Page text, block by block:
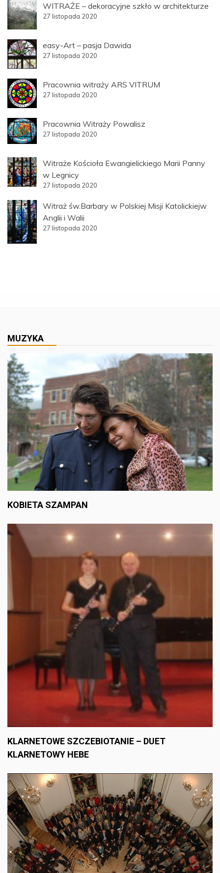
WITRAŻE – dekoracyjne szkło w architekturze
27 listopada 2020
easy-Art – pasja Dawida
27 listopada 2020
Pracownia witraży ARS VITRUM
27 listopada 2020
Pracownia Witraży Powalisz
27 listopada 2020
Witraże Kościoła Ewangielickiego Marii Panny
w Legnicy
27 listopada 2020
Witraż św.Barbary w Polskiej Misji Katolickiejw
Anglii i Walii
27 listopada 2020
MUZYKA
KOBIETA SZAMPAN
KLARNETOWE SZCZEBIOTANIE – DUET
KLARNETOWY HEBE